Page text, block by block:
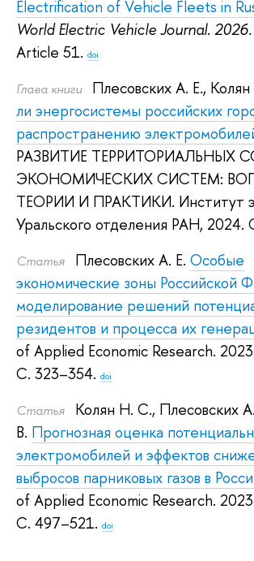
Electrification of Vehicle Fleets in
World Electric Vehicle Journal. 2026.
Article 51. doi
Глава книги Плесовских А. Е.,
ли энергосистемы российских
распространению
РАЗВИТИЕ ТЕРРИТОРИАЛЬНЫХ
ЭКОНОМИЧЕСКИХ СИСТЕМ:
ТЕОРИИ И ПРАКТИКИ. Институт
Уральского отделения РАН, 2024.
Статья Плесовских А. Е. Особые
экономические зоны Российской
моделирование решений
резидентов и процесса их
of Applied Economic Research.
С. 323–354. doi
Статья Колян Н. С., Плесовских
В. Прогнозная оценка
электромобилей и эффектов
выбросов парниковых газов в
of Applied Economic Research.
С. 497–521. doi